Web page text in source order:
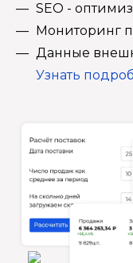
SEO -
Мониторинг
Данные
Узнать